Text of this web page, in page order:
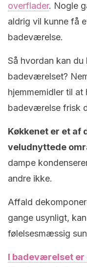
overflader. Nogle
aldrig vil kunne få
badeværelse.
Så hvordan kan
badeværelset?
hjemmemidler til
badeværelse frisk
Køkkenet er et af
veludnyttede
dampe
andre ikke.
Affald
gange usynligt,
følelsesmæssig
I badeværelset er